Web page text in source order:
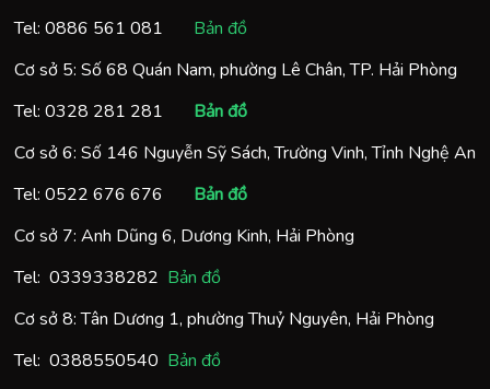
Tel: 0886 561 081
Bản đồ
Cơ sở 5: Số 68 Quán Nam, phường Lê Chân, TP. Hải Phòng
Tel: 0328 281 281
Bản đồ
Cơ sở 6: Số 146 Nguyễn Sỹ Sách, Trường Vinh, Tỉnh Nghệ An
Tel: 0522 676 676
Bản đồ
Cơ sở 7: Anh Dũng 6, Dương Kinh, Hải Phòng
Tel: 0339338282 Bản đồ
Cơ sở 8: Tân Dương 1, phường Thuỷ Nguyên, Hải Phòng
Tel: 0388550540 Bản đồ